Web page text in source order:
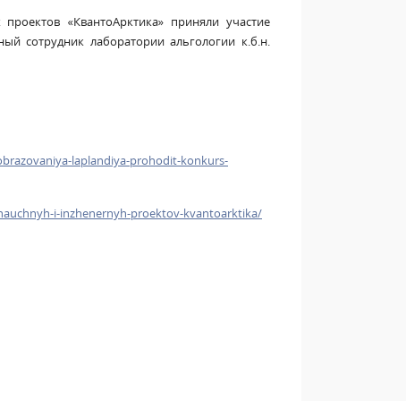
«КвантоАрктика» приняли участие
сотрудник лаборатории альгологии к.б.н.
laplandiya-prohodit-konkurs-
i-inzhenernyh-proektov-kvantoarktika/